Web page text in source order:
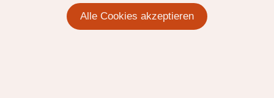
Alle Cookies akzeptieren